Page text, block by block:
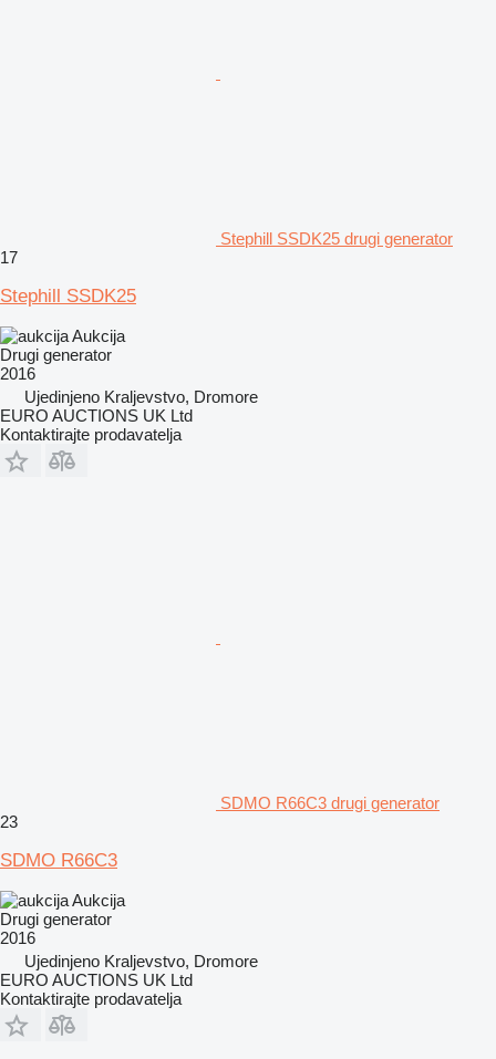
Stephill SSDK25 drugi generator
17
Stephill SSDK25
Aukcija
Drugi generator
2016
Ujedinjeno Kraljevstvo, Dromore
EURO AUCTIONS UK Ltd
Kontaktirajte prodavatelja
SDMO R66C3 drugi generator
23
SDMO R66C3
Aukcija
Drugi generator
2016
Ujedinjeno Kraljevstvo, Dromore
EURO AUCTIONS UK Ltd
Kontaktirajte prodavatelja